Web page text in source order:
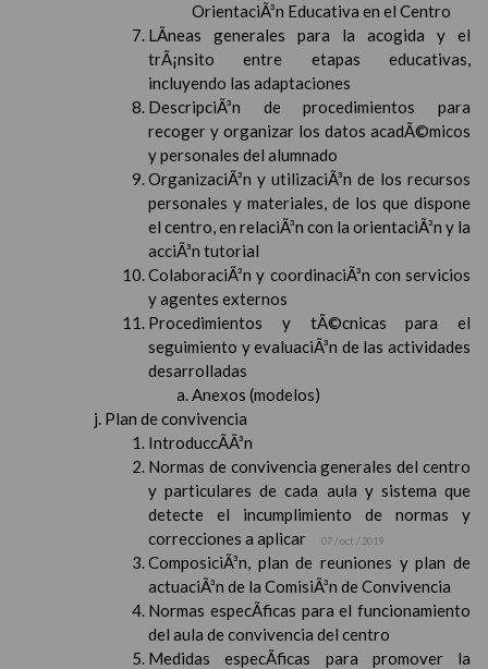
OrientaciÃ³n Educativa en el Centro
LÃ­neas generales para la acogida y el
trÃ¡nsito entre etapas educativas,
incluyendo las adaptaciones
DescripciÃ³n de procedimientos para
recoger y organizar los datos acadÃ©micos
y personales del alumnado
OrganizaciÃ³n y utilizaciÃ³n de los recursos
personales y materiales, de los que dispone
el centro, en relaciÃ³n con la orientaciÃ³n y la
acciÃ³n tutorial
ColaboraciÃ³n y coordinaciÃ³n con servicios
y agentes externos
Procedimientos y tÃ©cnicas para el
seguimiento y evaluaciÃ³n de las actividades
desarrolladas
Anexos (modelos)
Plan de convivencia
IntroduccÃ­Ã³n
Normas de convivencia generales del centro
y particulares de cada aula y sistema que
detecte el incumplimiento de normas y
correcciones a aplicar
07 / oct / 2019
ComposiciÃ³n, plan de reuniones y plan de
actuaciÃ³n de la ComisiÃ³n de Convivencia
Normas especÃ­ficas para el funcionamiento
del aula de convivencia del centro
Medidas especÃ­ficas para promover la